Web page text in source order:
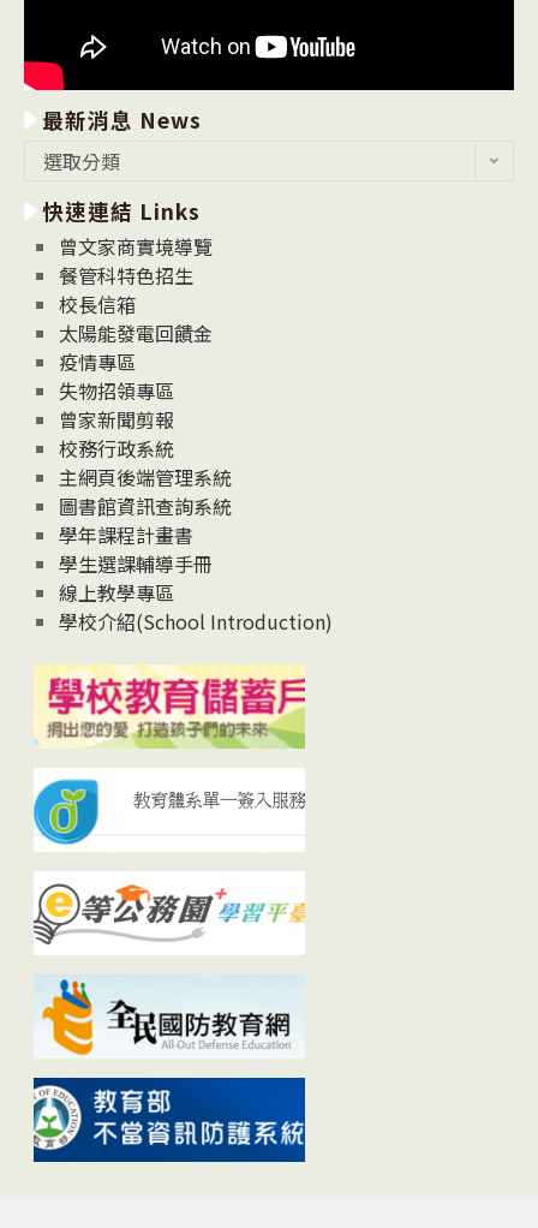
最新消息 News
消
息
News
選取分類
快速連結 Links
曾文家商實境導覽
餐管科特色招生
校長信箱
太陽能發電回饋金
疫情專區
失物招領專區
曾家新聞剪報
校務行政系統
主網頁後端管理系統
圖書館資訊查詢系統
學年課程計畫書
學生選課輔導手冊
線上教學專區
學校介紹(School Introduction)